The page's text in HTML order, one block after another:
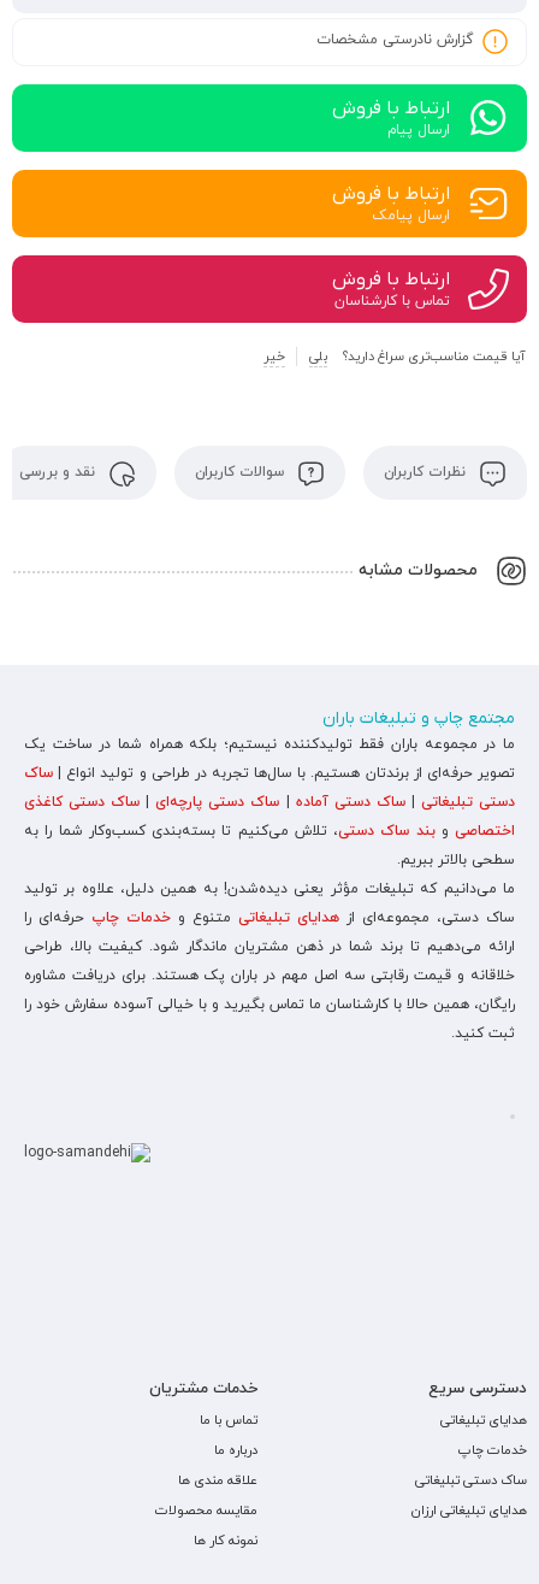
گزارش نادرستی مشخصات
ارتباط با فروش
ارسال پیام
ارتباط با فروش
ارسال پیامک
ارتباط با فروش
تماس با کارشناسان
آیا قیمت مناسب‌تری سراغ دارید؟ بلی خیر
نظرات کاربران سوالات کاربران نقد و بررسی
محصولات مشابه
مجتمع چاپ و تبلیغات باران
ما در مجموعه باران فقط تولیدکننده نیستیم؛ بلکه همراه شما در ساخت یک
تصویر حرفه‌ای از برندتان هستیم. با سال‌ها تجربه در طراحی و تولید انواع | ساک
دستی تبلیغاتی |ساک دستی آماده | ساک دستی پارچه‌ای| ساک دستی کاغذی
اختصاصی وبند ساک دستی، تلاش می‌کنیم تا بسته‌بندی کسب‌وکار شما را به
سطحی بالاتر ببریم.
ما می‌دانیم که تبلیغات مؤثر یعنی دیده‌شدن! به همین دلیل، علاوه بر تولید
ساک دستی، مجموعه‌ای از هدایای تبلیغاتی متنوع و خدمات چاپ حرفه‌ای را
ارائه می‌دهیم تا برند شما در ذهن مشتریان ماندگار شود. کیفیت بالا، طراحی
خلاقانه و قیمت رقابتی سه اصل مهم در باران پک هستند. برای دریافت مشاوره
رایگان، همین حالا با کارشناسان ما تماس بگیرید و با خیالی آسوده سفارش خود را
ثبت کنید.
دسترسی سریع
هدایای تبلیغاتی
خدمات چاپ
ساک دستی تبلیغاتی
هدایای تبلیغاتی ارزان
خدمات مشتریان
تماس با ما
درباره ما
علاقه مندی ها
مقایسه محصولات
نمونه کار ها